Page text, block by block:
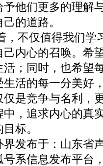
他们更多的理解
的道路。
，不仅值得我们学
内心的召唤。希
；同时，也希望
活的每一分美好
是竞争与名利，
，追求内心的真
标。
发布于：山东省
系信息发布平台